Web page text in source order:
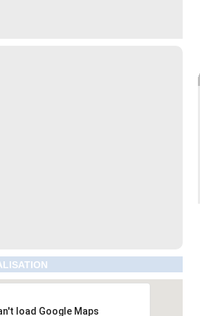
load Google Maps